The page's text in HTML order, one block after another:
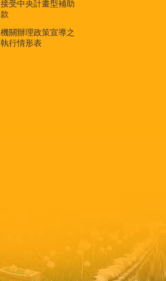
接受中央計畫型補助
款
機關辦理政策宣導之
執行情形表